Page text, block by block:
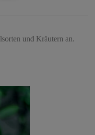
und Kräutern an.